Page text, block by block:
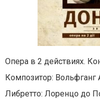
Опера в 2 действиях.
Композитор:
Либретто: Лоренцо до